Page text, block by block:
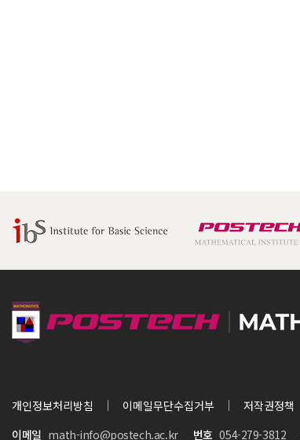
개인정보처리방침 이메일무단수집거부
저작권정책
이메일 math-info@postech.ac.kr 번호 054-279-3812